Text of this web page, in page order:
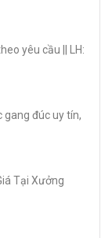
yêu cầu || LH:
gang đúc uy tín,
Tại Xưởng